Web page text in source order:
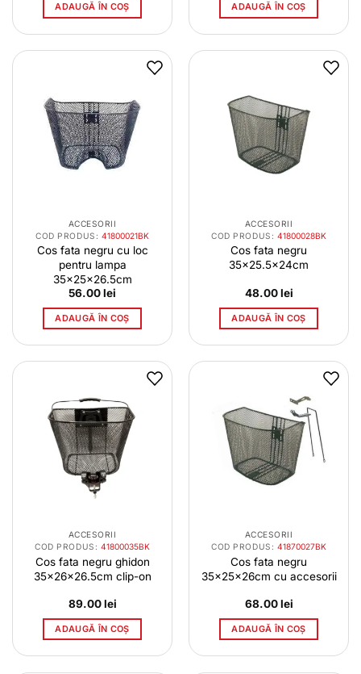
ADAUGĂ ÎN COȘ ADAUGĂ ÎN COȘ
ACCESORII
COD PRODUS: 41800021BK
Cos fata negru cu loc
pentru lampa
35x25x26.5cm
56.00lei
ADAUGĂ ÎN COȘ
ACCESORII
COD PRODUS: 41800028BK
Cos fata negru
35×25.5x24cm
48.00lei
ADAUGĂ ÎN COȘ
ACCESORII
COD PRODUS: 41800035BK
Cos fata negru ghidon
35x26x26.5cm clip-on
89.00lei
ADAUGĂ ÎN COȘ
ACCESORII
COD PRODUS: 41870027BK
Cos fata negru
35x25x26cm cu accesorii
68.00lei
ADAUGĂ ÎN COȘ